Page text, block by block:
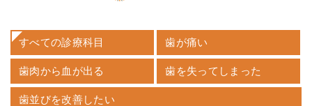
すべての診療科目 歯が痛い
歯肉から血が出る 歯を失ってしまった
歯並びを改善したい